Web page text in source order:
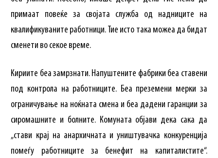
примаат повеќе за својата служба од надниците на
квалификуваните работници. Тие исто така можеа да бидат
сменети во секое време.
Кириите беа замрзнати. Напуштените фабрики беа ставени
под контрола на работниците. Беа преземени мерки за
ограничување на ноќната смена и беа дадени гаранции за
сиромашните и болните. Комуната објави дека сака да
„стави крај на анархичната и уништувачка конкуренција
помеѓу работниците за бенефит на капиталистите“.